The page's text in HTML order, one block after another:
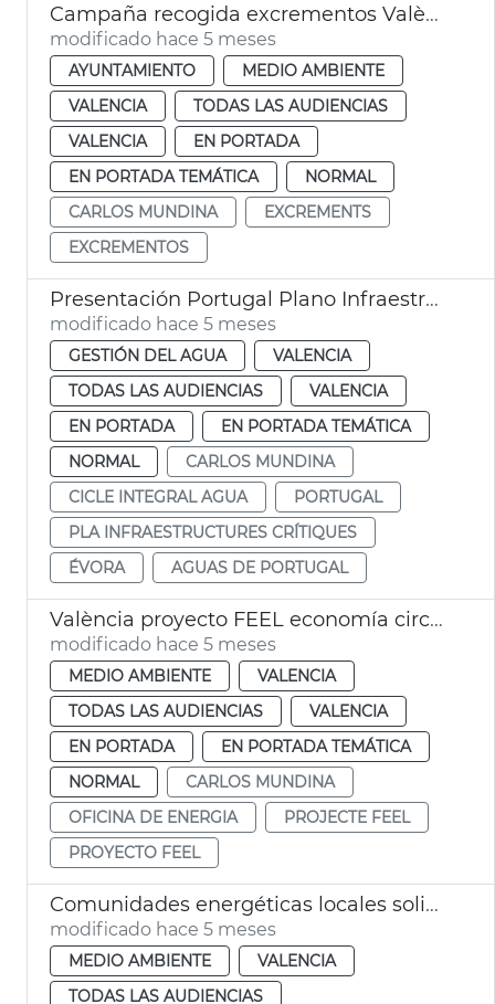
Campaña recogida excrementos València
modificado hace 5 meses
AYUNTAMIENTO
MEDIO AMBIENTE
VALENCIA
TODAS LAS AUDIENCIAS
VALENCIA
EN PORTADA
EN PORTADA TEMÁTICA
NORMAL
CARLOS MUNDINA
EXCREMENTS
EXCREMENTOS
Presentación Portugal Plano Infraestructuras Críticas 2026-2031 València
modificado hace 5 meses
GESTIÓN DEL AGUA
VALENCIA
TODAS LAS AUDIENCIAS
VALENCIA
EN PORTADA
EN PORTADA TEMÁTICA
NORMAL
CARLOS MUNDINA
CICLE INTEGRAL AGUA
PORTUGAL
PLA INFRAESTRUCTURES CRÍTIQUES
ÉVORA
AGUAS DE PORTUGAL
València proyecto FEEL economía circular
modificado hace 5 meses
MEDIO AMBIENTE
VALENCIA
TODAS LAS AUDIENCIAS
VALENCIA
EN PORTADA
EN PORTADA TEMÁTICA
NORMAL
CARLOS MUNDINA
OFICINA DE ENERGIA
PROJECTE FEEL
PROYECTO FEEL
Comunidades energéticas locales solidarias València
modificado hace 5 meses
MEDIO AMBIENTE
VALENCIA
TODAS LAS AUDIENCIAS